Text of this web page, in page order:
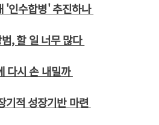
'인수합병' 추진하나
, 할 일 너무 많다
다시 손 내밀까
적 성장기반 마련